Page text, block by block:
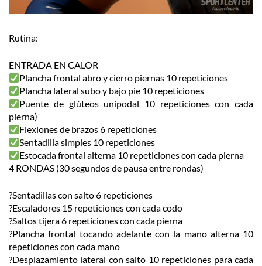
Rutina:
ENTRADA EN CALOR
Plancha frontal abro y cierro piernas 10 repeticiones
Plancha lateral subo y bajo pie 10 repeticiones
Puente de glúteos unipodal 10 repeticiones con cada
pierna)
Flexiones de brazos 6 repeticiones
Sentadilla simples 10 repeticiones
Estocada frontal alterna 10 repeticiones con cada pierna
4 RONDAS (30 segundos de pausa entre rondas)
?Sentadillas con salto 6 repeticiones
?Escaladores 15 repeticiones con cada codo
?Saltos tijera 6 repeticiones con cada pierna
?Plancha frontal tocando adelante con la mano alterna 10
repeticiones con cada mano
?Desplazamiento lateral con salto 10 repeticiones para cada